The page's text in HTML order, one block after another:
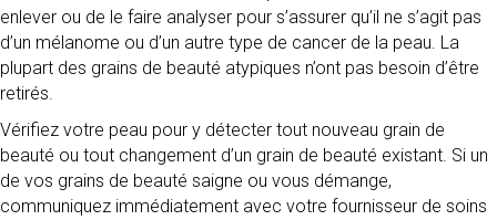
enlever ou de le faire analyser pour s’assurer qu’il ne s’agit pas
d’un mélanome ou d’un autre type de cancer de la peau. La
plupart des grains de beauté atypiques n’ont pas besoin d’être
retirés.
Vérifiez votre peau pour y détecter tout nouveau grain de
beauté ou tout changement d’un grain de beauté existant. Si un
de vos grains de beauté saigne ou vous démange,
communiquez immédiatement avec votre fournisseur de soins